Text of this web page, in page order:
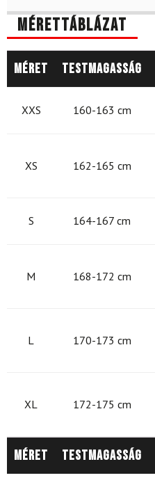
Mérettáblázat
Méret Testmagasság
XXS 160-163 cm
XS 162-165 cm
S 164-167 cm
M 168-172 cm
L 170-173 cm
XL 172-175 cm
Méret Testmagasság